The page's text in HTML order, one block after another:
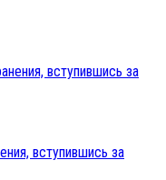
вступившись за